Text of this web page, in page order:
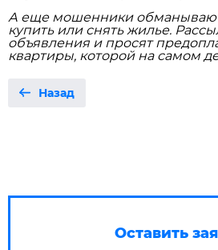
А еще мошенники обманывают
купить или снять жилье.
объявления и просят
квартиры, которой на самом
Назад
Оставить